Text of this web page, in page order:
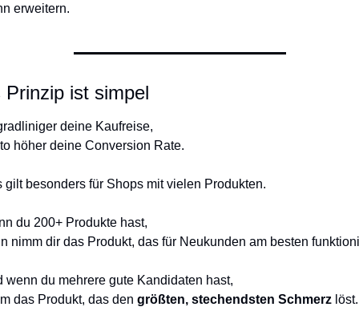
erweitern.
Prinzip ist simpel
deine Kaufreise,
höher deine Conversion Rate.
gilt besonders für Shops mit vielen Produkten.
du 200+ Produkte hast,
nimm dir das Produkt, das für Neukunden am besten
wenn du mehrere gute Kandidaten hast,
das Produkt, das den größten, stechendsten Schmerz löst.